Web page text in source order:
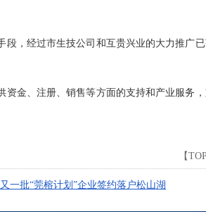
，经过市生技公司和互贵兴业的大力推广
金、注册、销售等方面的支持和产业服务
【TOP
又一批“莞榕计划”企业签约落户松山湖